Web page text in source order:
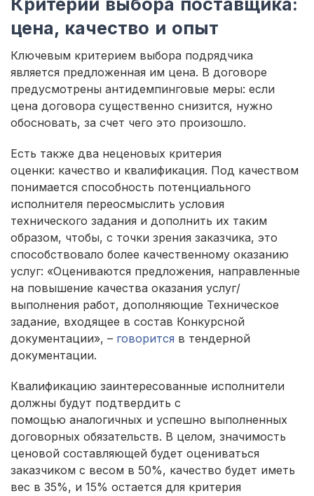
цена, качество и опыт
Ключевым критерием выбора подрядчика
является предложенная им цена. В договоре
предусмотрены антидемпинговые меры: если
цена договора существенно снизится, нужно
обосновать, за счет чего это произошло.
Есть также два неценовых критерия
оценки: качество и квалификация. Под качеством
понимается способность потенциального
исполнителя переосмыслить условия
технического задания и дополнить их таким
образом, чтобы, с точки зрения заказчика, это
способствовало более качественному оказанию
услуг: «Оцениваются предложения, направленные
на повышение качества оказания услуг/
выполнения работ, дополняющие Техническое
задание, входящее в состав Конкурсной
документации», – говорится в тендерной
документации.
Квалификацию заинтересованные исполнители
должны будут подтвердить с
помощью аналогичных и успешно выполненных
договорных обязательств. В целом, значимость
ценовой составляющей будет оцениваться
заказчиком с весом в 50%, качество будет иметь
вес в 35%, и 15% остается для критерия